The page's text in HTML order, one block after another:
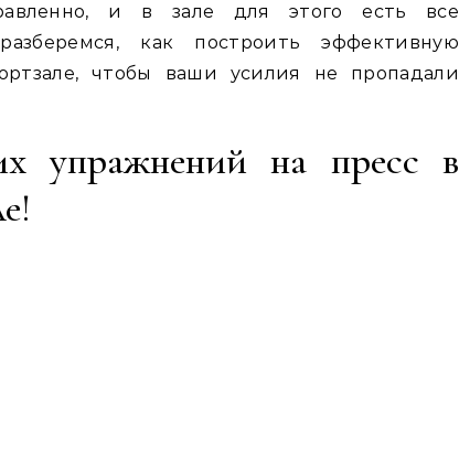
и в зале для этого есть все
как построить эффективную
чтобы ваши усилия не пропадали
упражнений на пресс в